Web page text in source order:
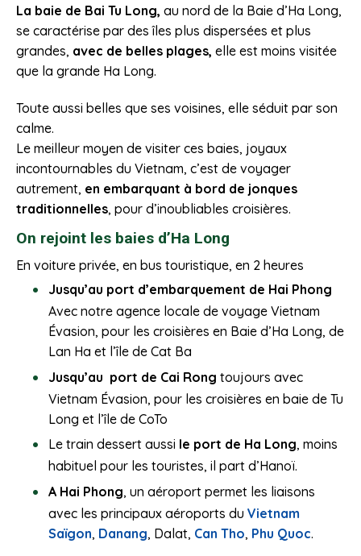
La baie de Bai Tu Long, au nord de la Baie d’Ha Long,
se caractérise par des îles plus dispersées et plus
grandes, avec de belles plages, elle est moins visitée
que la grande Ha Long.
Toute aussi belles que ses voisines, elle séduit par son
calme.
Le meilleur moyen de visiter ces baies, joyaux
incontournables du Vietnam, c’est de voyager
autrement, en embarquant à bord de jonques
traditionnelles, pour d’inoubliables croisières.
On rejoint les baies d’Ha Long
En voiture privée, en bus touristique, en 2 heures
Jusqu’au port d’embarquement de Hai Phong
Avec notre agence locale de voyage Vietnam
Évasion, pour les croisières en Baie d’Ha Long, de
Lan Ha et l’île de Cat Ba
Jusqu’au port de Cai Rong toujours avec
Vietnam Évasion, pour les croisières en baie de Tu
Long et l’île de CoTo
Le train dessert aussi le port de Ha Long, moins
habituel pour les touristes, il part d’Hanoï.
A Hai Phong, un aéroport permet les liaisons
avec les principaux aéroports du Vietnam
Saïgon, Danang, Dalat, Can Tho, Phu Quoc.